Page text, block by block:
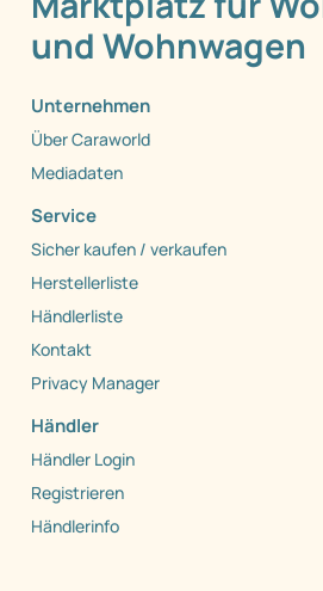
Deutschlands
Marktplatz für
und Wohnwagen
Unternehmen
Über Caraworld
Mediadaten
Service
Sicher kaufen / verkaufen
Herstellerliste
Händlerliste